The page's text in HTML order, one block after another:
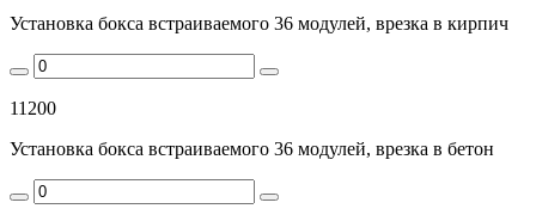
Установка бокса встраиваемого 36 модулей, врезка в кирпич
11200
Установка бокса встраиваемого 36 модулей, врезка в бетон